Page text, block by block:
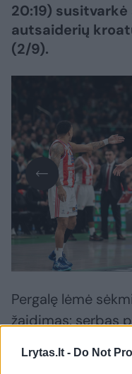
Lrytas.lt - Do Not
20:19)
autsaiderių
(2/9).
Pergalę lėmė
žaidimas: serbas
perėmė po 3